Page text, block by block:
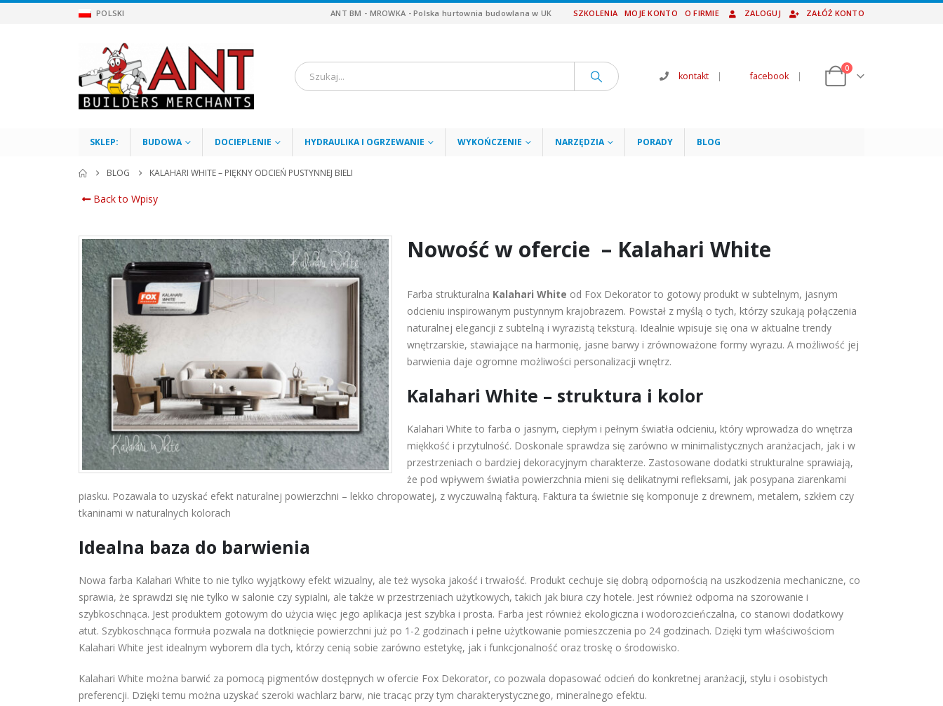
POLSKI ANT BM - MROWKA - Polska hurtownia budowlana w UK SZKOLENIA MOJE KONTO O FIRMIE ZALOGUJ ZAŁÓŻ KONTO
kontakt | facebook |
0
SKLEP: BUDOWA DOCIEPLENIE HYDRAULIKA I OGRZEWANIE WYKOŃCZENIE NARZĘDZIA PORADY BLOG
BLOG KALAHARI WHITE – PIĘKNY ODCIEŃ PUSTYNNEJ BIELI
Back to Wpisy
Nowość w ofercie – Kalahari White
Farba strukturalna Kalahari White od Fox Dekorator to gotowy produkt w subtelnym, jasnym
odcieniu inspirowanym pustynnym krajobrazem. Powstał z myślą o tych, którzy szukają połączenia
naturalnej elegancji z subtelną i wyrazistą teksturą. Idealnie wpisuje się ona w aktualne trendy
wnętrzarskie, stawiające na harmonię, jasne barwy i zrównoważone formy wyrazu. A możliwość jej
barwienia daje ogromne możliwości personalizacji wnętrz.
Kalahari White – struktura i kolor
Kalahari White to farba o jasnym, ciepłym i pełnym światła odcieniu, który wprowadza do wnętrza
miękkość i przytulność. Doskonale sprawdza się zarówno w minimalistycznych aranżacjach, jak i w
przestrzeniach o bardziej dekoracyjnym charakterze. Zastosowane dodatki strukturalne sprawiają,
że pod wpływem światła powierzchnia mieni się delikatnymi refleksami, jak posypana ziarenkami
piasku. Pozawala to uzyskać efekt naturalnej powierzchni – lekko chropowatej, z wyczuwalną fakturą. Faktura ta świetnie się komponuje z drewnem, metalem, szkłem czy
tkaninami w naturalnych kolorach
Idealna baza do barwienia
Nowa farba Kalahari White to nie tylko wyjątkowy efekt wizualny, ale też wysoka jakość i trwałość. Produkt cechuje się dobrą odpornością na uszkodzenia mechaniczne, co
sprawia, że sprawdzi się nie tylko w salonie czy sypialni, ale także w przestrzeniach użytkowych, takich jak biura czy hotele. Jest również odporna na szorowanie i
szybkoschnąca. Jest produktem gotowym do użycia więc jego aplikacja jest szybka i prosta. Farba jest również ekologiczna i wodorozcieńczalna, co stanowi dodatkowy
atut. Szybkoschnąca formuła pozwala na dotknięcie powierzchni już po 1-2 godzinach i pełne użytkowanie pomieszczenia po 24 godzinach. Dzięki tym właściwościom
Kalahari White jest idealnym wyborem dla tych, którzy cenią sobie zarówno estetykę, jak i funkcjonalność oraz troskę o środowisko.
Kalahari White można barwić za pomocą pigmentów dostępnych w ofercie Fox Dekorator, co pozwala dopasować odcień do konkretnej aranżacji, stylu i osobistych
preferencji. Dzięki temu można uzyskać szeroki wachlarz barw, nie tracąc przy tym charakterystycznego, mineralnego efektu.